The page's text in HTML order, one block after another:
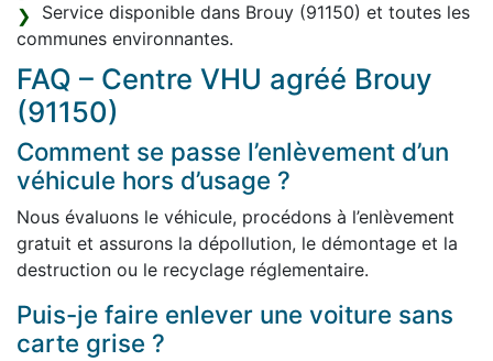
Service disponible dans Brouy (91150) et toutes les
communes environnantes.
FAQ – Centre VHU agréé Brouy
(91150)
Comment se passe l’enlèvement d’un
véhicule hors d’usage ?
Nous évaluons le véhicule, procédons à l’enlèvement
gratuit et assurons la dépollution, le démontage et la
destruction ou le recyclage réglementaire.
Puis-je faire enlever une voiture sans
carte grise ?